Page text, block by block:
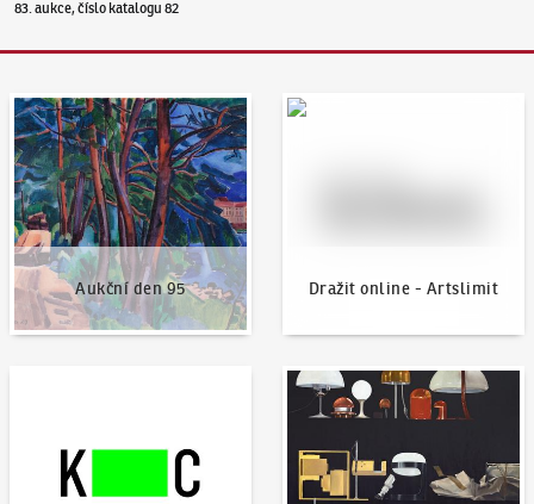
83. aukce, číslo katalogu 82
Aukční den 95
Aukční den 95
Dražit online - Artslimit
Dražit online - Artslimit
Aktuality